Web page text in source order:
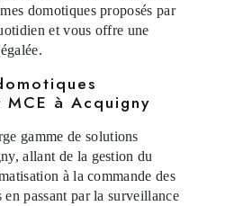
domotiques proposés par
et vous offre une
à Acquigny
gamme de solutions
allant de la gestion du
à la commande des
en passant par la surveillance